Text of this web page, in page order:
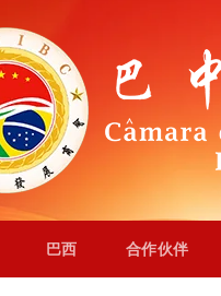
巴西 合作伙伴